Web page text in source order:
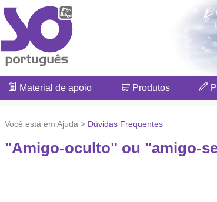
Material de apoio Produtos
Você está em Ajuda > Dúvidas Frequentes
"Amigo-oculto" ou "amigo-